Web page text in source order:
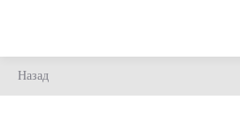
Назад